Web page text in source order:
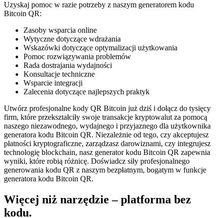
Uzyskaj pomoc w razie potrzeby z naszym generatorem kodu
Bitcoin QR:
Zasoby wsparcia online
Wytyczne dotyczące wdrażania
Wskazówki dotyczące optymalizacji użytkowania
Pomoc rozwiązywania problemów
Rada dostrajania wydajności
Konsultacje techniczne
Wsparcie integracji
Zalecenia dotyczące najlepszych praktyk
Utwórz profesjonalne kody QR Bitcoin już dziś i dołącz do tysięcy
firm, które przekształciły swoje transakcje kryptowalut za pomocą
naszego niezawodnego, wydajnego i przyjaznego dla użytkownika
generatora kodu Bitcoin QR. Niezależnie od tego, czy akceptujesz
płatności kryptograficzne, zarządzasz darowiznami, czy integrujesz
technologię blockchain, nasz generator kodu Bitcoin QR zapewnia
wyniki, które robią różnicę. Doświadcz siły profesjonalnego
generowania kodu QR z naszym bezpłatnym, bogatym w funkcje
generatora kodu Bitcoin QR.
Więcej niż narzędzie – platforma bez
kodu.